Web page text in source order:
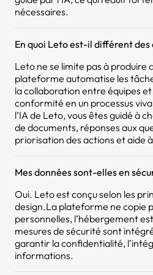
nécessaires.
En quoi Leto est-il différent des
Leto ne se limite pas à produire
plateforme automatise les
la collaboration entre équipes
conformité en un processus
l’IA de Leto, vous êtes guidé à
de documents, réponses aux
priorisation des actions et aide
Mes données sont-elles en
Oui. Leto est conçu selon les
design.La plateforme ne copie
personnelles, l’hébergement
mesures de sécurité sont
garantir la confidentialité,
informations.